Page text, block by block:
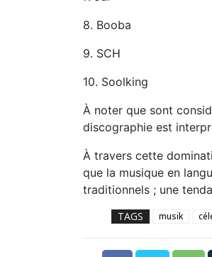
8. Booba
9. SCH
10. Soolking
À noter que sont
discographie est
À travers cette
que la musique en
traditionnels ; une
TAGS musik